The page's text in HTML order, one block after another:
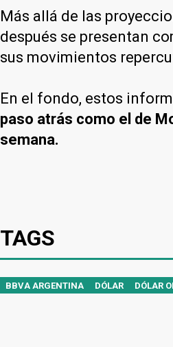
Más allá de las
después se presentan
sus movimientos
En el fondo, estos
paso atrás como el de
semana.
TAGS
BBVA ARGENTINA DÓLAR DÓLAR